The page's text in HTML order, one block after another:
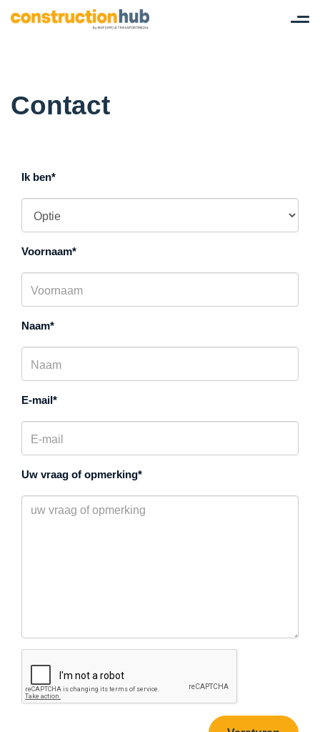
Contact
Ik ben
Voornaam
Naam
E-mail
Uw vraag of opmerking